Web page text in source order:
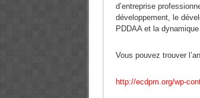
d’entreprise
développement, le
PDDAA et la
Vous pouvez trouver
http://ecdpm.org/wp-